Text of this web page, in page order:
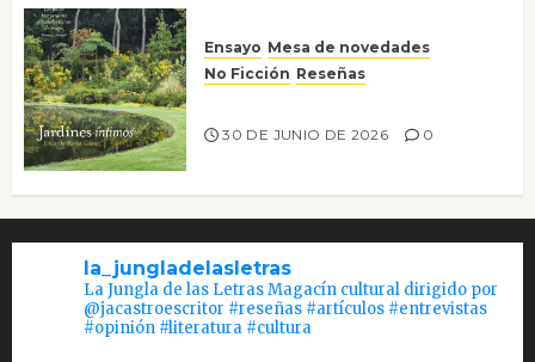
Ensayo Mesa de novedades
No Ficción Reseñas
30 DE JUNIO DE 2026 0
la_jungladelasletras
La Jungla de las Letras Magacín cultural dirigido por
@jacastroescritor #reseñas #artículos #entrevistas
#opinión #literatura #cultura